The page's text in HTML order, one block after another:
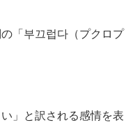
「부끄럽다（プクロプ
」と訳される感情を表